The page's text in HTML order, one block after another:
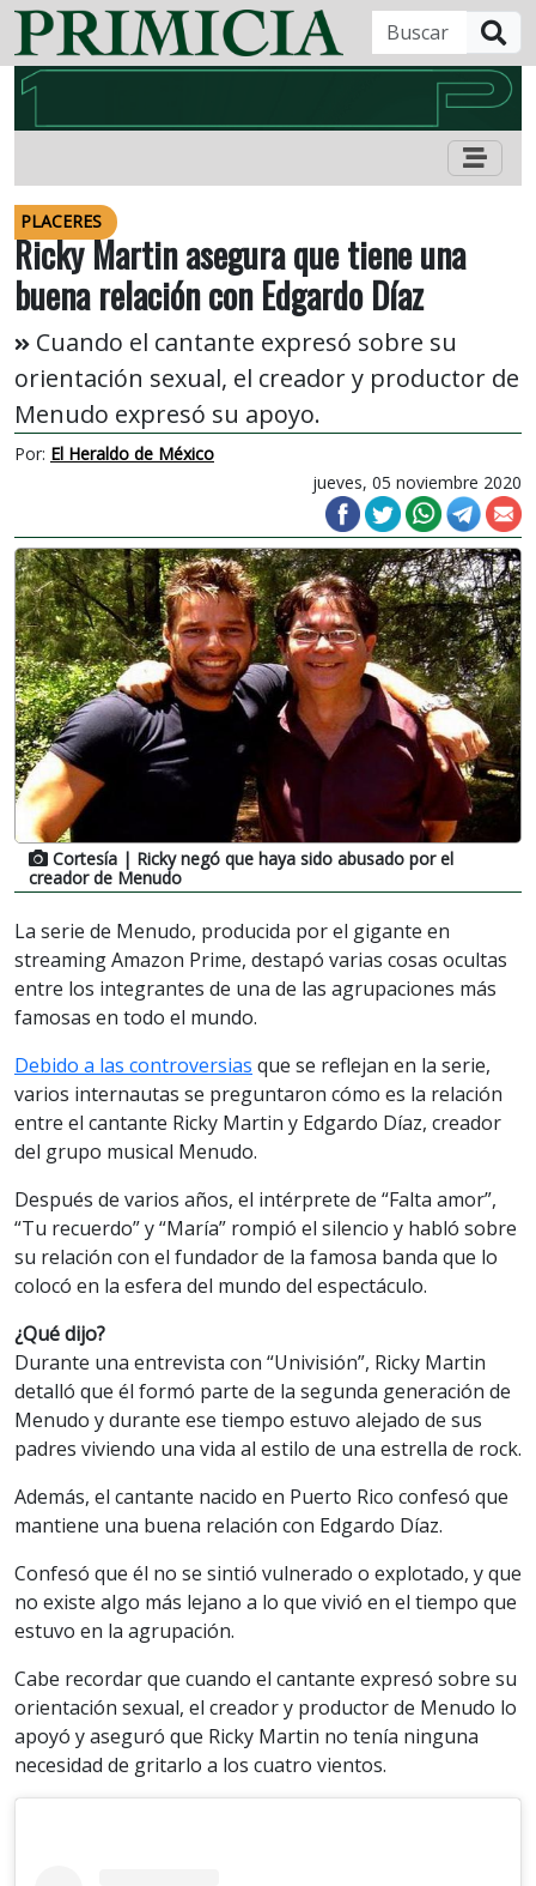
PLACERES
Ricky Martin asegura que tiene una
buena relación con Edgardo Díaz
Cuando el cantante expresó sobre su
orientación sexual, el creador y productor de
Menudo expresó su apoyo.
Por: El Heraldo de México
jueves, 05 noviembre 2020
Cortesía | Ricky negó que haya sido abusado por el
creador de Menudo
La serie de Menudo, producida por el gigante en
streaming Amazon Prime, destapó varias cosas ocultas
entre los integrantes de una de las agrupaciones más
famosas en todo el mundo.
Debido a las controversias que se reflejan en la serie,
varios internautas se preguntaron cómo es la relación
entre el cantante Ricky Martin y Edgardo Díaz, creador
del grupo musical Menudo.
Después de varios años, el intérprete de “Falta amor”,
“Tu recuerdo” y “María” rompió el silencio y habló sobre
su relación con el fundador de la famosa banda que lo
colocó en la esfera del mundo del espectáculo.
¿Qué dijo?
Durante una entrevista con “Univisión”, Ricky Martin
detalló que él formó parte de la segunda generación de
Menudo y durante ese tiempo estuvo alejado de sus
padres viviendo una vida al estilo de una estrella de rock.
Además, el cantante nacido en Puerto Rico confesó que
mantiene una buena relación con Edgardo Díaz.
Confesó que él no se sintió vulnerado o explotado, y que
no existe algo más lejano a lo que vivió en el tiempo que
estuvo en la agrupación.
Cabe recordar que cuando el cantante expresó sobre su
orientación sexual, el creador y productor de Menudo lo
apoyó y aseguró que Ricky Martin no tenía ninguna
necesidad de gritarlo a los cuatro vientos.